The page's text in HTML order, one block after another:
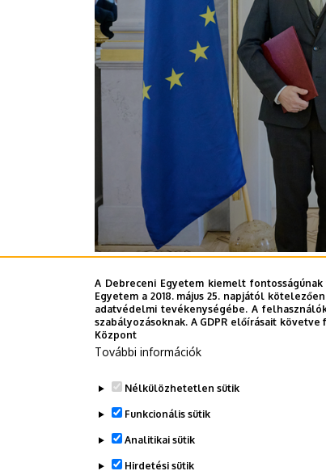
Sajtóközpont
Fotó - Sándor-palota (Bartos Gyula)
A Debreceni Egyetem kiemelt
Egyetem a 2018. május 25. napjától
adatvédelmi tevékenységébe. A
szabályozásoknak. A GDPR előírásait
Központ
További információk
Nélkülözhetetlen sütik
Funkcionális sütik
Analitikai sütik
Hirdetési sütik